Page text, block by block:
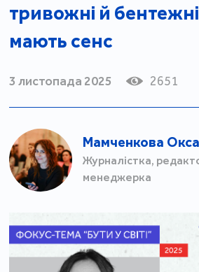
тривожні й
мають сенс
3 листопада 2025 2651
Мамченкова
Журналістка,
менеджерка